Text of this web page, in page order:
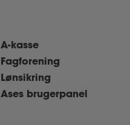
A-kasse
Fagforening
Lønsikring
Ases brugerpanel